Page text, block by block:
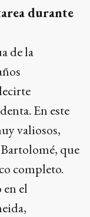
durante
de la
En este
valiosos,
que
completo.
el